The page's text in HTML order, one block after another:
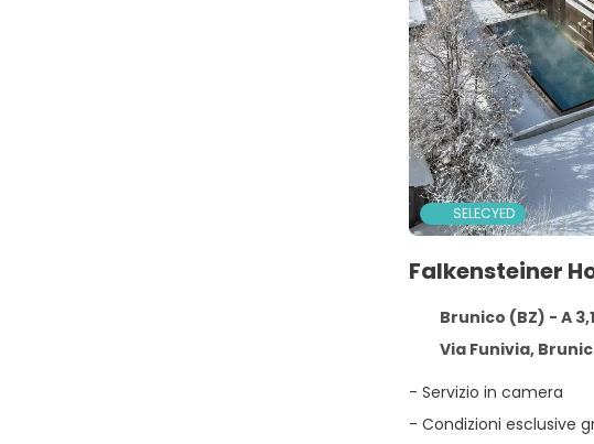
SELECYED
Falkensteiner
Brunico (BZ) - A
Via Funivia,
- Condizioni esclusive
- Servizio in camera